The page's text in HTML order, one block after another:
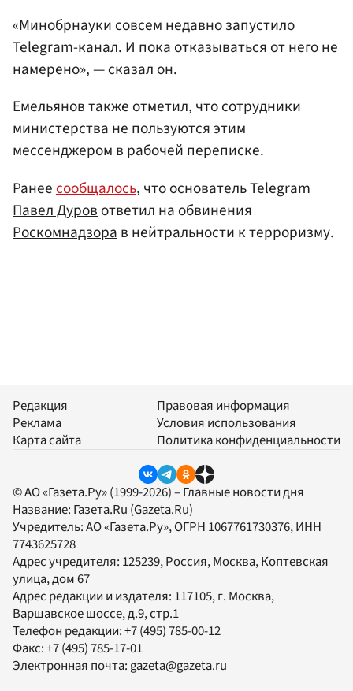
«Минобрнауки совсем недавно запустило
Telegram-канал. И пока отказываться от него не
намерено», — сказал он.
Емельянов также отметил, что сотрудники
министерства не пользуются этим
мессенджером в рабочей переписке.
Ранее сообщалось, что основатель Telegram
Павел Дуров ответил на обвинения
Роскомнадзора в нейтральности к терроризму.
Редакция
Реклама
Карта сайта
Правовая информация
Условия использования
Политика конфиденциальности
© АО «Газета.Ру» (1999-2026) – Главные новости дня
Название: Газета.Ru (Gazeta.Ru)
Учредитель:АО «Газета.Ру», ОГРН 1067761730376, ИНН
7743625728
Адрес учредителя: 125239, Россия, Москва, Коптевская
улица, дом 67
Адрес редакции и издателя: 117105, г. Москва,
Варшавское шоссе, д.9, стр.1
Телефон редакции:+7 (495) 785-00-12
Факс:+7 (495) 785-17-01
Электронная почта:gazeta@gazeta.ru